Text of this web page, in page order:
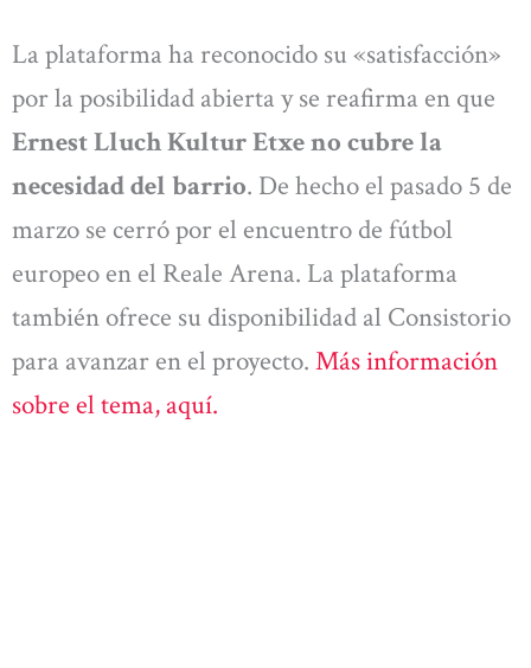
La plataforma ha reconocido su «satisfacción»
por la posibilidad abierta y se reafirma en que
Ernest Lluch Kultur Etxe no cubre la
necesidad del barrio. De hecho el pasado 5 de
marzo se cerró por el encuentro de fútbol
europeo en el Reale Arena. La plataforma
también ofrece su disponibilidad al Consistorio
para avanzar en el proyecto. Más información
sobre el tema, aquí.